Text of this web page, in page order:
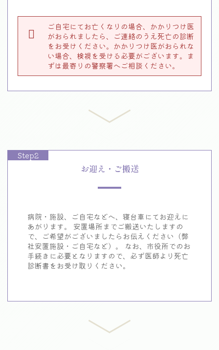
ご自宅にてお亡くなりの場合、かかりつけ医
がおられましたら、ご連絡のうえ死亡の診断
をお受けください。かかりつけ医がおられな
い場合、検視を受ける必要がございます。ま
ずは最寄りの警察署へご相談ください。
Step2
お迎え・ご搬送
病院・施設、ご自宅などへ、寝台車にてお迎えに
あがります。
安置場所までご搬送いたしますの
で、 ご希望がございましたらお伝えください（弊
社安置施設・ご自宅など）。
なお、市役所でのお
手続きに必要となりますので、 必ず医師より死亡
診断書をお受け取りください。